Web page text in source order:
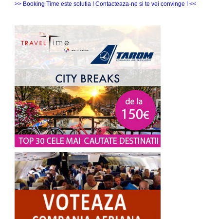
>> Booking Time este solutia ! Contacteaza-ne si te vei convinge ! <<